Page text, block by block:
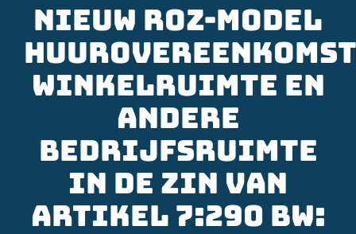
Nieuw ROZ-model
Huurovereenkomst
Winkelruimte en
andere
bedrijfsruimte
in de zin van
artikel 7:290 BW: